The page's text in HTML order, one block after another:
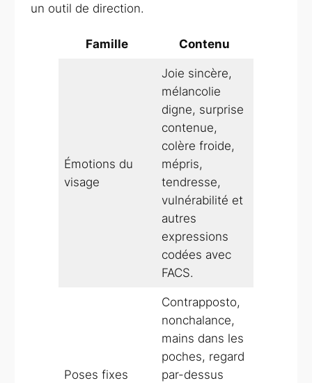
un outil de direction.
Famille Contenu
Émotions du
visage
Joie sincère,
mélancolie
digne, surprise
contenue,
colère froide,
mépris,
tendresse,
vulnérabilité et
autres
expressions
codées avec
FACS.
Poses fixes
Contrapposto,
nonchalance,
mains dans les
poches, regard
par-dessus